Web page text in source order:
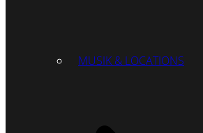
MUSIK & LOCATIONS